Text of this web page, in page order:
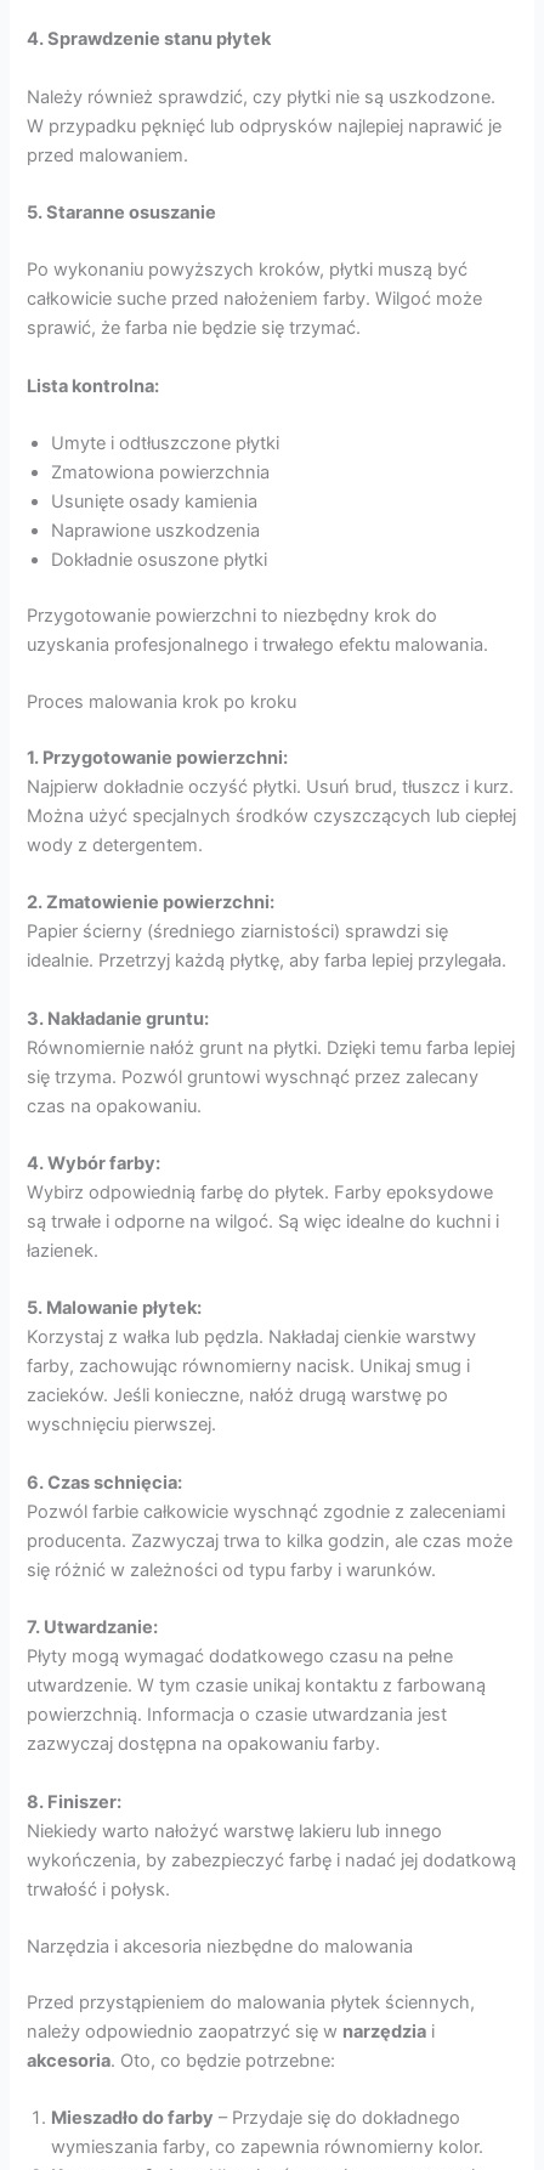
4. Sprawdzenie stanu płytek
Należy również sprawdzić, czy płytki nie są uszkodzone.
W przypadku pęknięć lub odprysków najlepiej naprawić je
przed malowaniem.
5. Staranne osuszanie
Po wykonaniu powyższych kroków, płytki muszą być
całkowicie suche przed nałożeniem farby. Wilgoć może
sprawić, że farba nie będzie się trzymać.
Lista kontrolna:
Umyte i odtłuszczone płytki
Zmatowiona powierzchnia
Usunięte osady kamienia
Naprawione uszkodzenia
Dokładnie osuszone płytki
Przygotowanie powierzchni to niezbędny krok do
uzyskania profesjonalnego i trwałego efektu malowania.
Proces malowania krok po kroku
1. Przygotowanie powierzchni:
Najpierw dokładnie oczyść płytki. Usuń brud, tłuszcz i kurz.
Można użyć specjalnych środków czyszczących lub ciepłej
wody z detergentem.
2. Zmatowienie powierzchni:
Papier ścierny (średniego ziarnistości) sprawdzi się
idealnie. Przetrzyj każdą płytkę, aby farba lepiej przylegała.
3. Nakładanie gruntu:
Równomiernie nałóż grunt na płytki. Dzięki temu farba lepiej
się trzyma. Pozwól gruntowi wyschnąć przez zalecany
czas na opakowaniu.
4. Wybór farby:
Wybirz odpowiednią farbę do płytek. Farby epoksydowe
są trwałe i odporne na wilgoć. Są więc idealne do kuchni i
łazienek.
5. Malowanie płytek:
Korzystaj z wałka lub pędzla. Nakładaj cienkie warstwy
farby, zachowując równomierny nacisk. Unikaj smug i
zacieków. Jeśli konieczne, nałóż drugą warstwę po
wyschnięciu pierwszej.
6. Czas schnięcia:
Pozwól farbie całkowicie wyschnąć zgodnie z zaleceniami
producenta. Zazwyczaj trwa to kilka godzin, ale czas może
się różnić w zależności od typu farby i warunków.
7. Utwardzanie:
Płyty mogą wymagać dodatkowego czasu na pełne
utwardzenie. W tym czasie unikaj kontaktu z farbowaną
powierzchnią. Informacja o czasie utwardzania jest
zazwyczaj dostępna na opakowaniu farby.
8. Finiszer:
Niekiedy warto nałożyć warstwę lakieru lub innego
wykończenia, by zabezpieczyć farbę i nadać jej dodatkową
trwałość i połysk.
Narzędzia i akcesoria niezbędne do malowania
Przed przystąpieniem do malowania płytek ściennych,
należy odpowiednio zaopatrzyć się w narzędzia i
akcesoria. Oto, co będzie potrzebne:
Mieszadło do farby – Przydaje się do dokładnego
wymieszania farby, co zapewnia równomierny kolor.